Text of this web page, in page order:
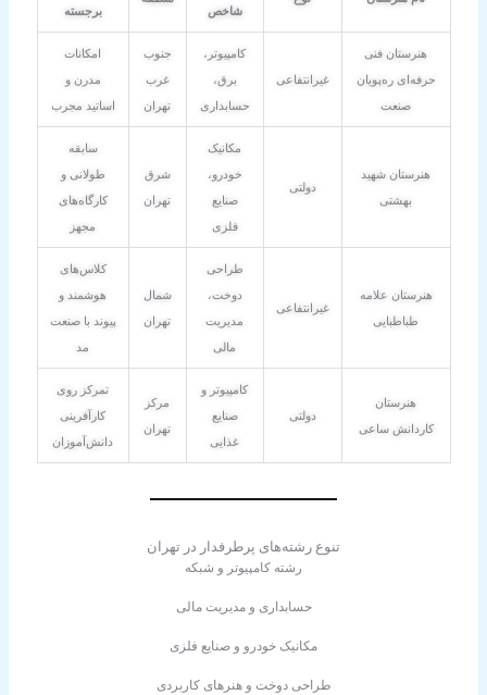
شاخص
برجسته
هنرستان فنی
حرفه‌ای ره‌پویان
صنعت
غیرانتفاعی
کامپیوتر،
برق،
حسابداری
جنوب
غرب
تهران
امکانات
مدرن و
اساتید مجرب
هنرستان شهید
بهشتی
دولتی
مکانیک
خودرو،
صنایع
فلزی
شرق
تهران
سابقه
طولانی و
کارگاه‌های
مجهز
هنرستان علامه
طباطبایی
غیرانتفاعی
طراحی
دوخت،
مدیریت
مالی
شمال
تهران
کلاس‌های
هوشمند و
پیوند با صنعت
مد
هنرستان
کاردانش ساعی
دولتی
کامپیوتر و
صنایع
غذایی
مرکز
تهران
تمرکز روی
کارآفرینی
دانش‌آموزان
تنوع رشته‌های پرطرفدار در تهران
رشته کامپیوتر و شبکه
حسابداری و مدیریت مالی
مکانیک خودرو و صنایع فلزی
طراحی دوخت و هنرهای کاربردی